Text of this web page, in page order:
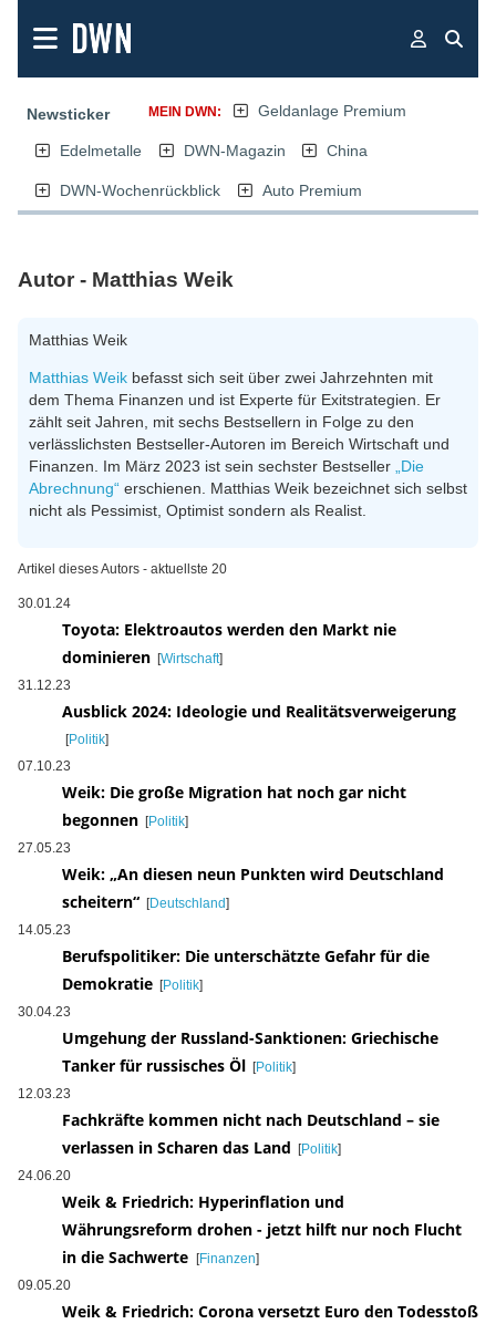
Newsticker MEIN DWN: Geldanlage Premium
Edelmetalle DWN-Magazin China
DWN-Wochenrückblick Auto Premium
Autor - Matthias Weik
Matthias Weik
Matthias Weikbefasst sich seit über zwei Jahrzehnten mit
dem Thema Finanzen und ist Experte für Exitstrategien. Er
zählt seit Jahren, mit sechs Bestsellern in Folge zu den
verlässlichsten Bestseller-Autoren im Bereich Wirtschaft und
Finanzen. Im März 2023 ist sein sechster Bestseller „Die
Abrechnung“erschienen. Matthias Weik bezeichnet sich selbst
nicht als Pessimist, Optimist sondern als Realist.
Artikel dieses Autors - aktuellste 20
30.01.24
Toyota: Elektroautos werden den Markt nie
dominieren [Wirtschaft]
31.12.23
Ausblick 2024: Ideologie und Realitätsverweigerung
[Politik]
07.10.23
Weik: Die große Migration hat noch gar nicht
begonnen [Politik]
27.05.23
Weik: „An diesen neun Punkten wird Deutschland
scheitern“ [Deutschland]
14.05.23
Berufspolitiker: Die unterschätzte Gefahr für die
Demokratie [Politik]
30.04.23
Umgehung der Russland-Sanktionen: Griechische
Tanker für russisches Öl [Politik]
12.03.23
Fachkräfte kommen nicht nach Deutschland – sie
verlassen in Scharen das Land [Politik]
24.06.20
Weik & Friedrich: Hyperinflation und
Währungsreform drohen - jetzt hilft nur noch Flucht
in die Sachwerte
[Finanzen]
09.05.20
Weik & Friedrich: Corona versetzt Euro den Todesstoß